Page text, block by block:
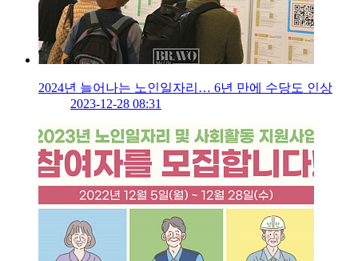
2024년 늘어나는 노인일자리… 6년 만에 수당도 인상
2023-12-28 08:31